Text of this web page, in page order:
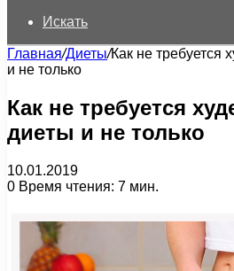
Искать
Главная/Диеты/Как не требуется
и не только
Как не требуется
диеты и не только
10.01.2019
0 Время чтения: 7 мин.